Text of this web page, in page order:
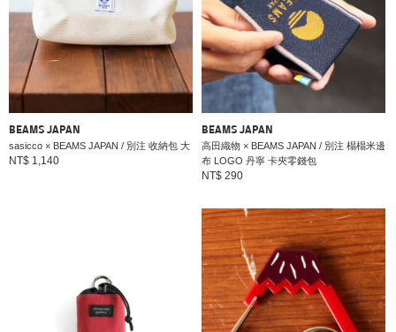
BEAMS JAPAN
sasicco × BEAMS JAPAN / 別注 收納包 大
NT$ 1,140
BEAMS JAPAN
高田織物 × BEAMS JAPAN / 別注 榻榻米邊
布 LOGO 丹寧 卡夾零錢包
NT$ 290